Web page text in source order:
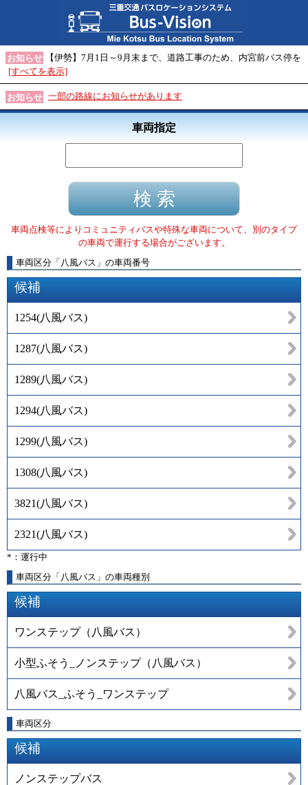
お知らせ
【伊勢】7月1日～9月末まで、道路工事のため、内宮前バス停を
[すべてを表示]
お知らせ 一部の路線にお知らせがあります
車両指定
車両点検等によりコミュニティバスや特殊な車両について、別のタイプ
の車両で運行する場合がございます。
車両区分 「 八風バス 」 の車両番号
候補
1254(八風バス)
1287(八風バス)
1289(八風バス)
1294(八風バス)
1299(八風バス)
1308(八風バス)
3821(八風バス)
2321(八風バス)
*：運行中
車両区分「八風バス」の車両種別
候補
ワンステップ（八風バス）
小型ふそう_ノンステップ（八風バス）
八風バス_ふそう_ワンステップ
車両区分
候補
ノンステップバス